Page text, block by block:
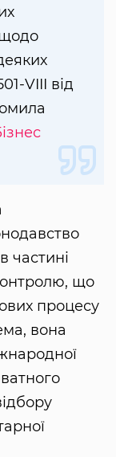
щодо
VIII від
частині
що
процесу
вона